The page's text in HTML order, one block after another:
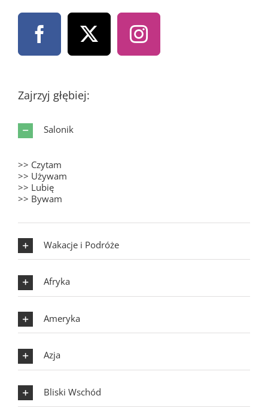
Zajrzyj głębiej:
Salonik
>> Czytam
>> Używam
>> Lubię
>> Bywam
Wakacje i Podróże
Afryka
Ameryka
Azja
Bliski Wschód